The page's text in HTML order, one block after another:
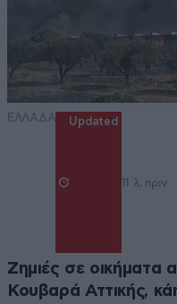
ΕΛΛΑΔΑ Updated
11 λ. πριν
Ζημιές σε οικήματα
Κουβαρά Αττικής,